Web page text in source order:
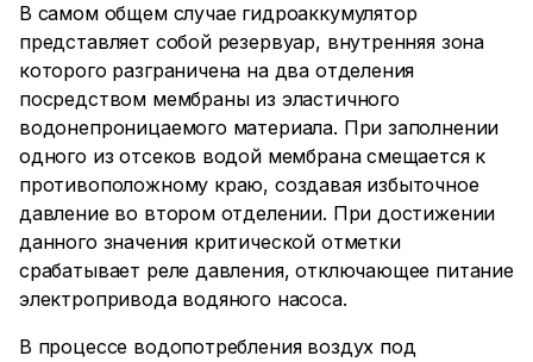
В самом общем случае гидроаккумулятор
представляет собой резервуар, внутренняя зона
которого разграничена на два отделения
посредством мембраны из эластичного
водонепроницаемого материала. При заполнении
одного из отсеков водой мембрана смещается к
противоположному краю, создавая избыточное
давление во втором отделении. При достижении
данного значения критической отметки
срабатывает реле давления, отключающее питание
электропривода водяного насоса.
В процессе водопотребления воздух под